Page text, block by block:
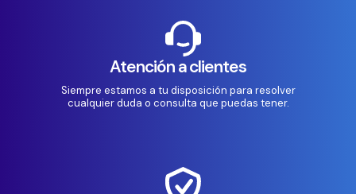
Atención a clientes
Siempre estamos a tu disposición para resolver
cualquier duda o consulta que puedas tener.